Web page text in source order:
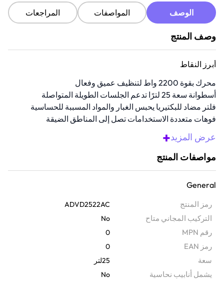
الوصف المواصفات المراجعات
وصف المنتج
أبرز النقاط
محرك بقوة 2200 واط لتنظيف عميق وفعال
أسطوانة سعة 25 لترًا تدعم الجلسات الطويلة المتواصلة
فلتر مضاد للبكتيريا يحبس الغبار والمواد المسببة للحساسية
فوهات متعددة الاستخدامات تصل إلى المناطق الضيقة
والصعبة
مصممة للبيئات التجارية والمنزلية على حد سواء
عرض المزيد+
مواصفات المنتج
General
رمز المنتج ADVD2522AC
التركيب المجاني متاح No
رقم MPN 0
رمز EAN 0
سعة 25لتر
يشمل أنابيب نحاسية No